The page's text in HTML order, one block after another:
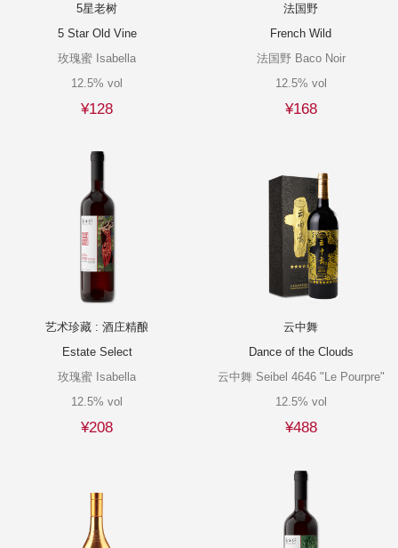
5星老树
5 Star Old Vine
玫瑰蜜 Isabella
12.5% vol
¥128
法国野
French Wild
法国野 Baco Noir
12.5% vol
¥168
艺术珍藏 : 酒庄精酿
Estate Select
玫瑰蜜 Isabella
12.5% vol
¥208
云中舞
Dance of the Clouds
云中舞 Seibel 4646 "Le Pourpre"
12.5% vol
¥488